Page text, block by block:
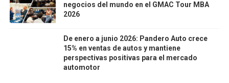
negocios del mundo en el GMAC Tour MBA
2026
De enero a junio 2026: Pandero Auto crece
15% en ventas de autos y mantiene
perspectivas positivas para el mercado
automotor